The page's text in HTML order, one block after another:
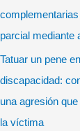
parcial mediante
Tatuar un pene
discapacidad:
una agresión
la víctima